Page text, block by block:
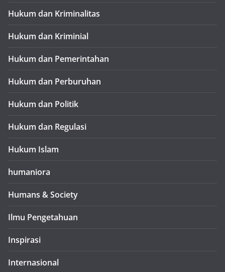
Hukum dan Kriminalitas
Hukum dan Kriminial
Hukum dan Pemerintahan
Hukum dan Perburuhan
Hukum dan Politik
Hukum dan Regulasi
Hukum Islam
humaniora
Humans & Society
Ilmu Pengetahuan
Inspirasi
Internasional